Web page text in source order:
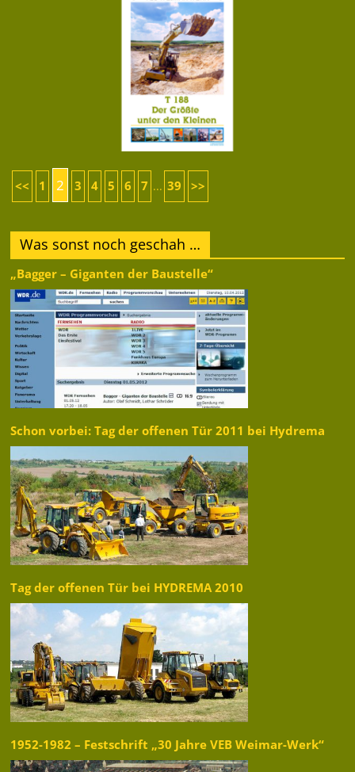
<< 1 2 3 4 5 6 7 ... 39 >>
Was sonst noch geschah …
„Bagger – Giganten der Baustelle“
Schon vorbei: Tag der offenen Tür 2011 bei Hydrema
Tag der offenen Tür bei HYDREMA 2010
1952-1982 – Festschrift „30 Jahre VEB Weimar-Werk“